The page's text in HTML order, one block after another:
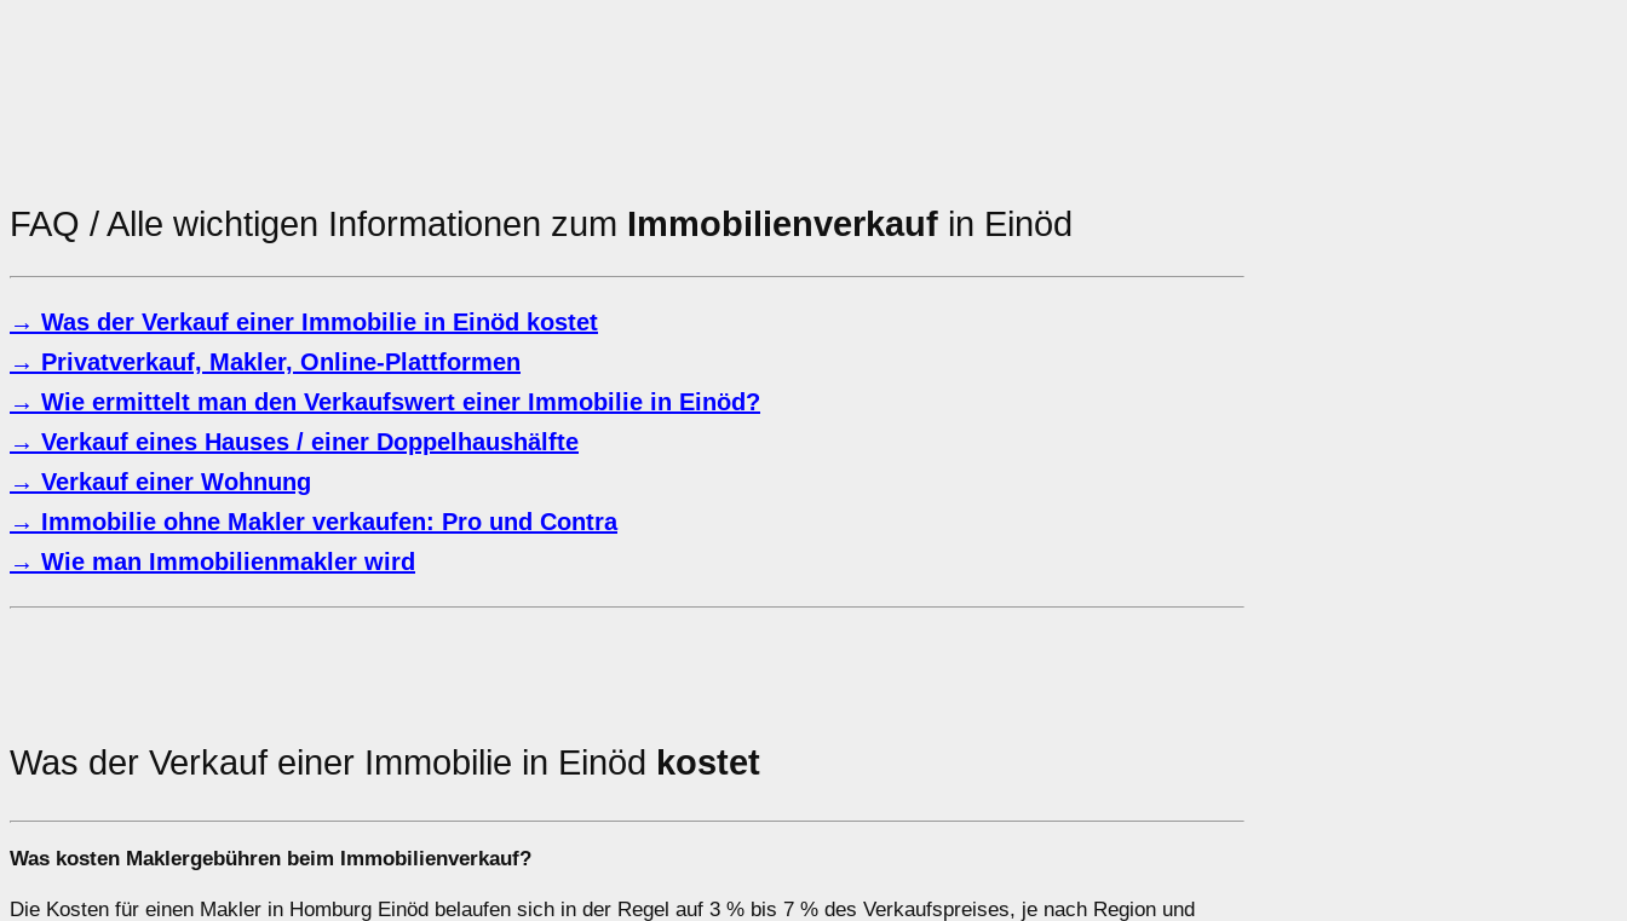
FAQ / Alle wichtigen Informationen zum Immobilienverkauf in Einöd
→ Was der Verkauf einer Immobilie in Einöd kostet
→ Privatverkauf, Makler, Online-Plattformen
→ Wie ermittelt man den Verkaufswert einer Immobilie in Einöd?
→ Verkauf eines Hauses / einer Doppelhaushälfte
→ Verkauf einer Wohnung
→ Immobilie ohne Makler verkaufen: Pro und Contra
→ Wie man Immobilienmakler wird
Was der Verkauf einer Immobilie in Einöd kostet
Was kosten Maklergebühren beim Immobilienverkauf?
Die Kosten für einen Makler in Homburg Einöd belaufen sich in der Regel auf 3 % bis 7 % des Verkaufspreises, je nach Region und